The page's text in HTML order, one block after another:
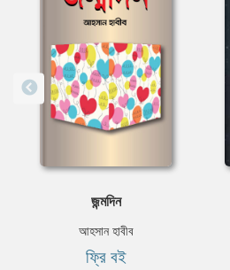
জন্মদিন
আহসান হাবীব
ফ্রি বই